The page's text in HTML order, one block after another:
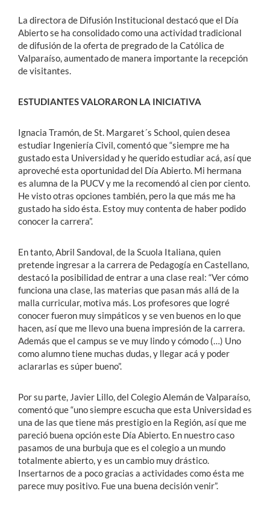
La directora de Difusión Institucional destacó que el Día
Abierto se ha consolidado como una actividad tradicional
de difusión de la oferta de pregrado de la Católica de
Valparaíso, aumentado de manera importante la recepción
de visitantes.
ESTUDIANTES VALORARON LA INICIATIVA
Ignacia Tramón, de St. Margaret´s School, quien desea
estudiar Ingeniería Civil, comentó que “siempre me ha
gustado esta Universidad y he querido estudiar acá, así que
aproveché esta oportunidad del Día Abierto. Mi hermana
es alumna de la PUCV y me la recomendó al cien por ciento.
He visto otras opciones también, pero la que más me ha
gustado ha sido ésta. Estoy muy contenta de haber podido
conocer la carrera”.
En tanto, Abril Sandoval, de la Scuola Italiana, quien
pretende ingresar a la carrera de Pedagogía en Castellano,
destacó la posibilidad de entrar a una clase real: “Ver cómo
funciona una clase, las materias que pasan más allá de la
malla curricular, motiva más. Los profesores que logré
conocer fueron muy simpáticos y se ven buenos en lo que
hacen, así que me llevo una buena impresión de la carrera.
Además que el campus se ve muy lindo y cómodo (…) Uno
como alumno tiene muchas dudas, y llegar acá y poder
aclararlas es súper bueno”.
Por su parte, Javier Lillo, del Colegio Alemán de Valparaíso,
comentó que “uno siempre escucha que esta Universidad es
una de las que tiene más prestigio en la Región, así que me
pareció buena opción este Día Abierto. En nuestro caso
pasamos de una burbuja que es el colegio a un mundo
totalmente abierto, y es un cambio muy drástico.
Insertarnos de a poco gracias a actividades como ésta me
parece muy positivo. Fue una buena decisión venir”.